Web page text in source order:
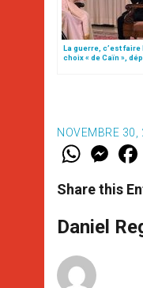
La guerre, c’est faire
choix « de Caïn »,
NOVEMBRE
W
t
s
p
p
M
e
s
e
g
e
Share this
Daniel